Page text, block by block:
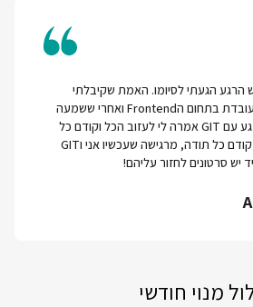
הגעתי לסיומו. האמת שקיבלתי
המלצה עליו ממישהי שעובדת בתחום הFrontend ואחרי ששמעה
שאני קצת חוששת מהמגע עם GIT אמרה לי לעזוב הכל וקודם כל
לעשות את הקורס :) אז קודם כל תודה, מרגישה שעכשיו אני וGIT
יש סרטונים לחזור עליהם!
מנוי חודשי